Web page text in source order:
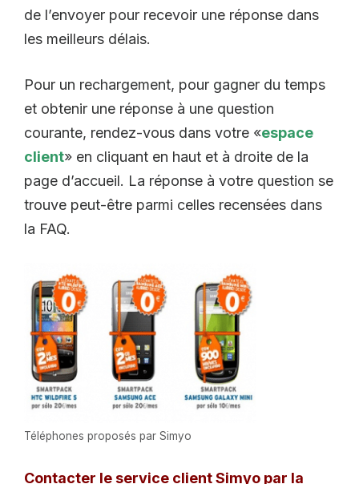
de l’envoyer pour recevoir une réponse dans
les meilleurs délais.
Pour un rechargement, pour gagner du temps
et obtenir une réponse à une question
courante, rendez-vous dans votre «espace
client» en cliquant en haut et à droite de la
page d’accueil. La réponse à votre question se
trouve peut-être parmi celles recensées dans
la FAQ.
Téléphones proposés par Simyo
Contacter le service client Simyo par la